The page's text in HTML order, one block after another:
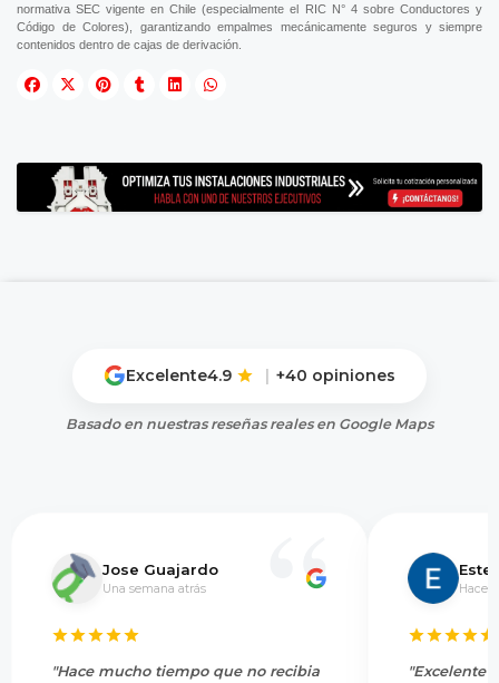
normativa SEC vigente en Chile (especialmente el RIC N° 4 sobre Conductores y
Código de Colores), garantizando empalmes mecánicamente seguros y siempre
contenidos dentro de cajas de derivación.
Excelente4.9 | +40 opiniones
Basado en nuestras reseñas reales en Google Maps
Jose Guajardo
Una semana atrás
"Hace mucho tiempo que no recibia
Hace
"Excelente